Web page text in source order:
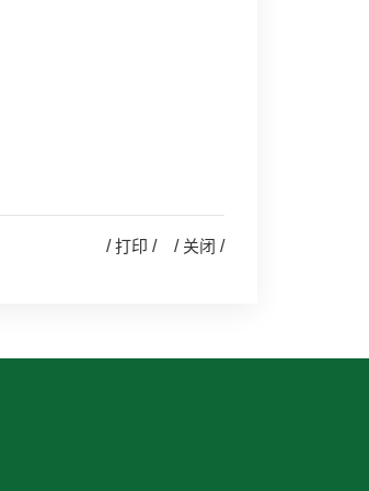
/打印 / / 关闭 /